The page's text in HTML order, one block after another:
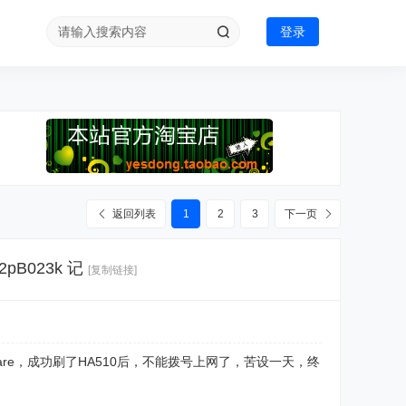
登录
1 2 3 下一页
返回列表
记 [复制链接]
，成功刷了HA510后，不能拨号上网了，苦设一天，终